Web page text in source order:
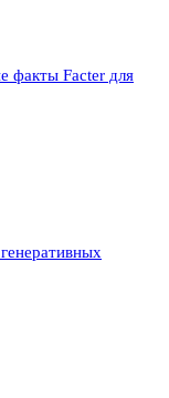
факты Facter для